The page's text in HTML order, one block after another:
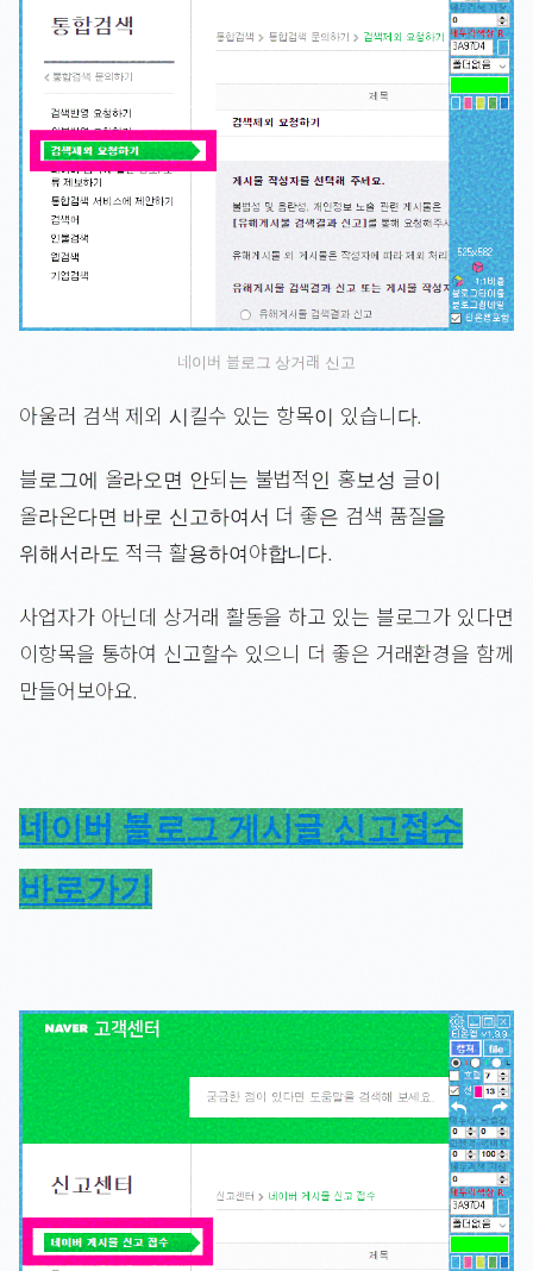
네이버 블로그 상거래 신고
아울러 검색 제외 시킬수 있는 항목이 있습니다.
블로그에 올라오면 안되는 불법적인 홍보성 글이
올라온다면 바로 신고하여서 더 좋은 검색 품질을
위해서라도 적극 활용하여야합니다.
사업자가 아닌데 상거래 활동을 하고 있는 블로그가 있다면
이항목을 통하여 신고할수 있으니 더 좋은 거래환경을 함께
만들어보아요.
네이버 블로그 게시글 신고접수
바로가기